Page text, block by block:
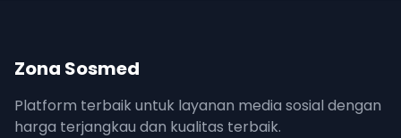
Zona Sosmed
Platform terbaik untuk layanan media sosial dengan
harga terjangkau dan kualitas terbaik.